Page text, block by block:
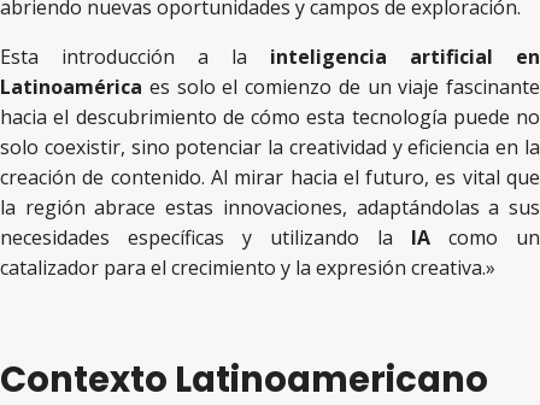
abriendo nuevas oportunidades y campos de exploración.
Esta introducción a la inteligencia artificial en
Latinoamérica es solo el comienzo de un viaje fascinante
hacia el descubrimiento de cómo esta tecnología puede no
solo coexistir, sino potenciar la creatividad y eficiencia en la
creación de contenido. Al mirar hacia el futuro, es vital que
la región abrace estas innovaciones, adaptándolas a sus
necesidades específicas y utilizando la IA como un
catalizador para el crecimiento y la expresión creativa.»
Contexto Latinoamericano